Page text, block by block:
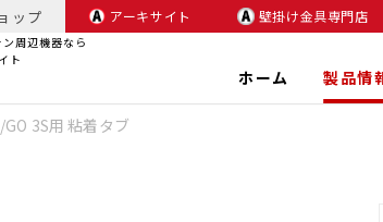
周辺機器なら
ト
ップ アーキサイト 壁掛け金具専門店
ホーム 製品情
3S用 粘着タブ